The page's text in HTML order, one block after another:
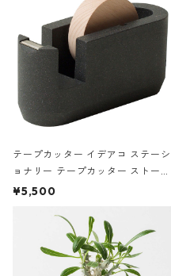
テープカッター イデアコ ステーシ
ョナリー テープカッター ストーン
サンドカラー 石調 ideaco Station
¥5,500